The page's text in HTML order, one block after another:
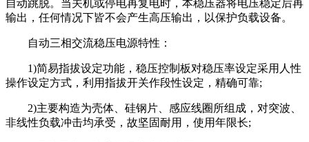
自动跳脱。当关机或停电再复电时，本稳压器将电压稳定后再
输出，任何情况下皆不会产生高压输出，以保护负载设备。
自动三相交流稳压电源特性：
1)简易指拔设定功能，稳压控制板对稳压率设定采用人性
操作设定方式，利用指拔开关作段性设定，精确可靠;
2)主要构造为壳体、硅钢片、感应线圈所组成，对突波、
非线性负载冲击均承受，故坚固耐用，使用年限长;